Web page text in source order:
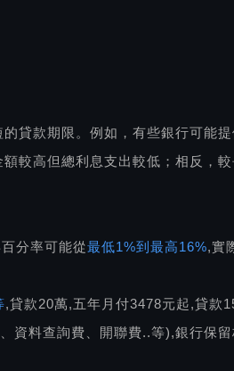
貸款期限。例如，有些銀行可能提
較高但總利息支出較低；相反，
分率可能從最低1%到最高16%,實
,貸款20萬,五年月付3478元起,貸款
資料查詢費、開聯費..等),銀行保